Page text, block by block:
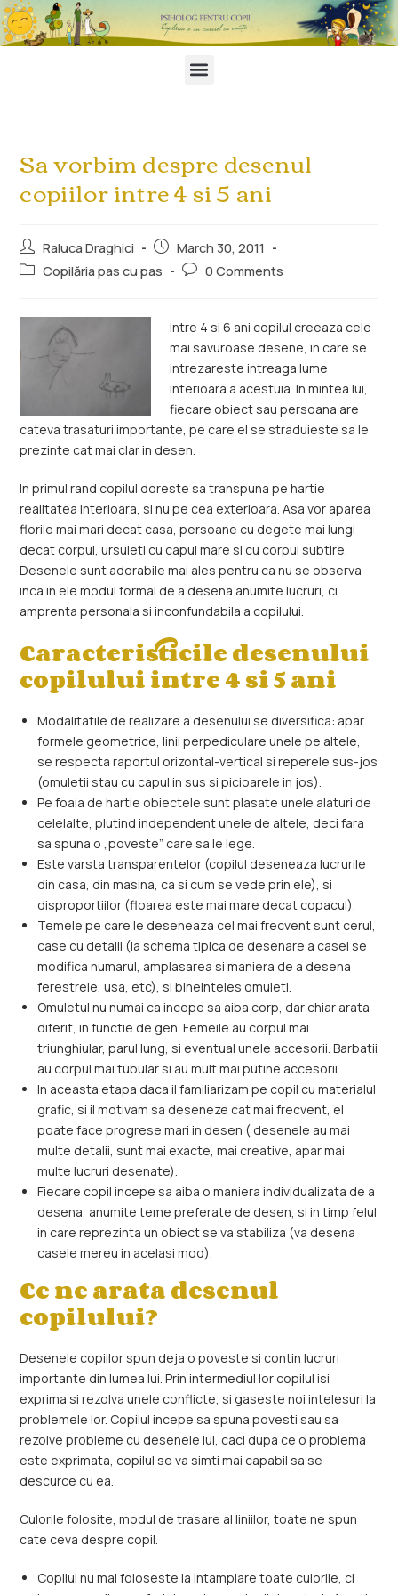
Sa vorbim despre desenul
copiilor intre 4 si 5 ani
Raluca Draghici
March 30, 2011
Copilăria pas cu pas
0 Comments
Intre 4 si 6 ani copilul creeaza cele
mai savuroase desene, in care se
intrezareste intreaga lume
interioara a acestuia. In mintea lui,
fiecare obiect sau persoana are
cateva trasaturi importante, pe care el se straduieste sa le
prezinte cat mai clar in desen.
In primul rand copilul doreste sa transpuna pe hartie
realitatea interioara, si nu pe cea exterioara. Asa vor aparea
florile mai mari decat casa, persoane cu degete mai lungi
decat corpul, ursuleti cu capul mare si cu corpul subtire.
Desenele sunt adorabile mai ales pentru ca nu se observa
inca in ele modul formal de a desena anumite lucruri, ci
amprenta personala si inconfundabila a copilului.
Caracteristicile desenului
copilului intre 4 si 5 ani
Modalitatile de realizare a desenului se diversifica: apar
formele geometrice, linii perpediculare unele pe altele,
se respecta raportul orizontal-vertical si reperele sus-jos
(omuletii stau cu capul in sus si picioarele in jos).
Pe foaia de hartie obiectele sunt plasate unele alaturi de
celelalte, plutind independent unele de altele, deci fara
sa spuna o „poveste” care sa le lege.
Este varsta transparentelor (copilul deseneaza lucrurile
din casa, din masina, ca si cum se vede prin ele), si
disproportiilor (floarea este mai mare decat copacul).
Temele pe care le deseneaza cel mai frecvent sunt cerul,
case cu detalii (la schema tipica de desenare a casei se
modifica numarul, amplasarea si maniera de a desena
ferestrele, usa, etc), si bineinteles omuleti.
Omuletul nu numai ca incepe sa aiba corp, dar chiar arata
diferit, in functie de gen. Femeile au corpul mai
triunghiular, parul lung, si eventual unele accesorii. Barbatii
au corpul mai tubular si au mult mai putine accesorii.
In aceasta etapa daca il familiarizam pe copil cu materialul
grafic, si il motivam sa deseneze cat mai frecvent, el
poate face progrese mari in desen ( desenele au mai
multe detalii, sunt mai exacte, mai creative, apar mai
multe lucruri desenate).
Fiecare copil incepe sa aiba o maniera individualizata de a
desena, anumite teme preferate de desen, si in timp felul
in care reprezinta un obiect se va stabiliza (va desena
casele mereu in acelasi mod).
Ce ne arata desenul
copilului?
Desenele copiilor spun deja o poveste si contin lucruri
importante din lumea lui. Prin intermediul lor copilul isi
exprima si rezolva unele conflicte, si gaseste noi intelesuri la
problemele lor. Copilul incepe sa spuna povesti sau sa
rezolve probleme cu desenele lui, caci dupa ce o problema
este exprimata, copilul se va simti mai capabil sa se
descurce cu ea.
Culorile folosite, modul de trasare al liniilor, toate ne spun
cate ceva despre copil.
Copilul nu mai foloseste la intamplare toate culorile, ci